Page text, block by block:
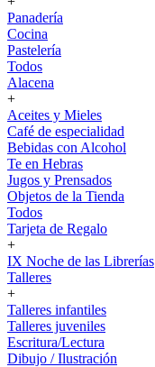
Panadería
Cocina
Pastelería
Todos
Alacena
+
Aceites y Mieles
Café de especialidad
Bebidas con Alcohol
Te en Hebras
Jugos y Prensados
Objetos de la Tienda
Todos
Tarjeta de Regalo
+
IX Noche de las Librerías
Talleres
+
Talleres infantiles
Talleres juveniles
Escritura/Lectura
Dibujo / Ilustración